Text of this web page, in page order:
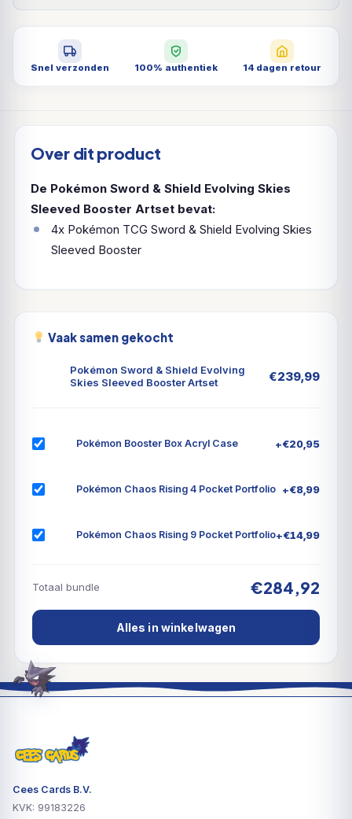
Snel verzonden 100% authentiek 14 dagen retour
Over dit product
De Pokémon Sword & Shield Evolving Skies
Sleeved Booster Artset bevat:
4x Pokémon TCG Sword & Shield Evolving Skies
Sleeved Booster
Vaak samen gekocht
Pokémon Sword & Shield Evolving
Skies Sleeved Booster Artset
€239,99
Pokémon Booster Box Acryl Case +€20,95
Pokémon Chaos Rising 4 Pocket Portfolio +€8,99
Pokémon Chaos Rising 9 Pocket Portfolio+€14,99
Totaal bundle €284,92
Alles in winkelwagen
Cees Cards B.V.
KVK: 99183226